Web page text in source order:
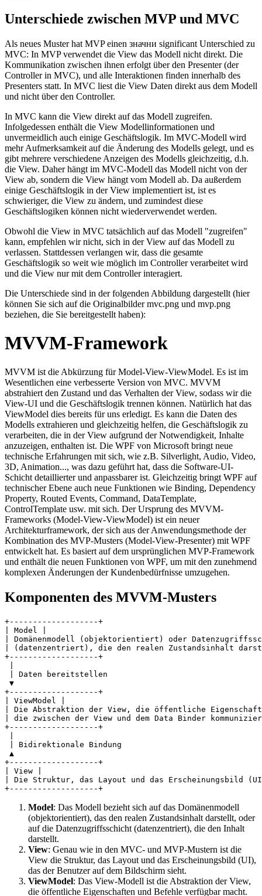
Unterschiede zwischen MVP und MVC
Als neues Muster hat MVP einen значни significant Unterschied zu
MVC: In MVP verwendet die View das Modell nicht direkt. Die
Kommunikation zwischen ihnen erfolgt über den Presenter (der
Controller in MVC), und alle Interaktionen finden innerhalb des
Presenters statt. In MVC liest die View Daten direkt aus dem Modell
und nicht über den Controller.
In MVC kann die View direkt auf das Modell zugreifen.
Infolgedessen enthält die View Modellinformationen und
unvermeidlich auch einige Geschäftslogik. Im MVC-Modell wird
mehr Aufmerksamkeit auf die Änderung des Modells gelegt, und es
gibt mehrere verschiedene Anzeigen des Modells gleichzeitig, d.h.
die View. Daher hängt im MVC-Modell das Modell nicht von der
View ab, sondern die View hängt vom Modell ab. Da außerdem
einige Geschäftslogik in der View implementiert ist, ist es
schwieriger, die View zu ändern, und zumindest diese
Geschäftslogiken können nicht wiederverwendet werden.
Obwohl die View in MVC tatsächlich auf das Modell "zugreifen"
kann, empfehlen wir nicht, sich in der View auf das Modell zu
verlassen. Stattdessen verlangen wir, dass die gesamte
Geschäftslogik so weit wie möglich im Controller verarbeitet wird
und die View nur mit dem Controller interagiert.
Die Unterschiede sind in der folgenden Abbildung dargestellt (hier
können Sie sich auf die Originalbilder mvc.png und mvp.png
beziehen, die Sie bereitgestellt haben):
MVVM-Framework
MVVM ist die Abkürzung für Model-View-ViewModel. Es ist im
Wesentlichen eine verbesserte Version von MVC. MVVM
abstrahiert den Zustand und das Verhalten der View, sodass wir die
View-UI und die Geschäftslogik trennen können. Natürlich hat das
ViewModel dies bereits für uns erledigt. Es kann die Daten des
Modells extrahieren und gleichzeitig helfen, die Geschäftslogik zu
verarbeiten, die in der View aufgrund der Notwendigkeit, Inhalte
anzuzeigen, enthalten ist. Die WPF von Microsoft bringt neue
technische Erfahrungen mit sich, wie z.B. Silverlight, Audio, Video,
3D, Animation..., was dazu geführt hat, dass die Software-UI-
Schicht detaillierter und anpassbarer ist. Gleichzeitig bringt WPF auf
technischer Ebene auch neue Funktionen wie Binding, Dependency
Property, Routed Events, Command, DataTemplate,
ControlTemplate usw. mit sich. Der Ursprung des MVVM-
Frameworks (Model-View-ViewModel) ist ein neuer
Architekturframework, der sich aus der Anwendungsmethode der
Kombination des MVP-Musters (Model-View-Presenter) mit WPF
entwickelt hat. Es basiert auf dem ursprünglichen MVP-Framework
und enthält die neuen Funktionen von WPF, um mit den zunehmend
komplexen Änderungen der Kundenbedürfnisse umzugehen.
Komponenten des MVVM-Musters
+-------------------+
| Model |
| Domänenmodell (objektorientiert) oder
| (datenzentriert), die den realen Zustandsinhalt
+-------------------+
| Daten bereitstellen
▼
+-------------------+
| ViewModel |
| Die Abstraktion der View, die öffentliche
| die zwischen der View und dem Data Binder
+-------------------+
| Bidirektionale Bindung
▲
+-------------------+
| View |
| Die Struktur, das Layout und das Erscheinungsbild
Model: Das Modell bezieht sich auf das Domänenmodell
(objektorientiert), das den realen Zustandsinhalt darstellt, oder
auf die Datenzugriffsschicht (datenzentriert), die den Inhalt
darstellt.
View: Genau wie in den MVC- und MVP-Mustern ist die
View die Struktur, das Layout und das Erscheinungsbild (UI),
das der Benutzer auf dem Bildschirm sieht.
ViewModel: Das View-Modell ist die Abstraktion der View,
die öffentliche Eigenschaften und Befehle verfügbar macht.